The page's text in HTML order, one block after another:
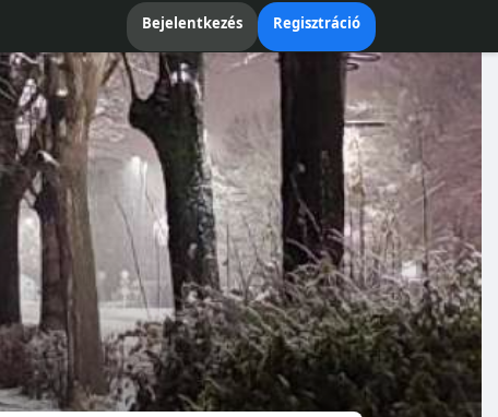
Bejelentkezés Regisztráció